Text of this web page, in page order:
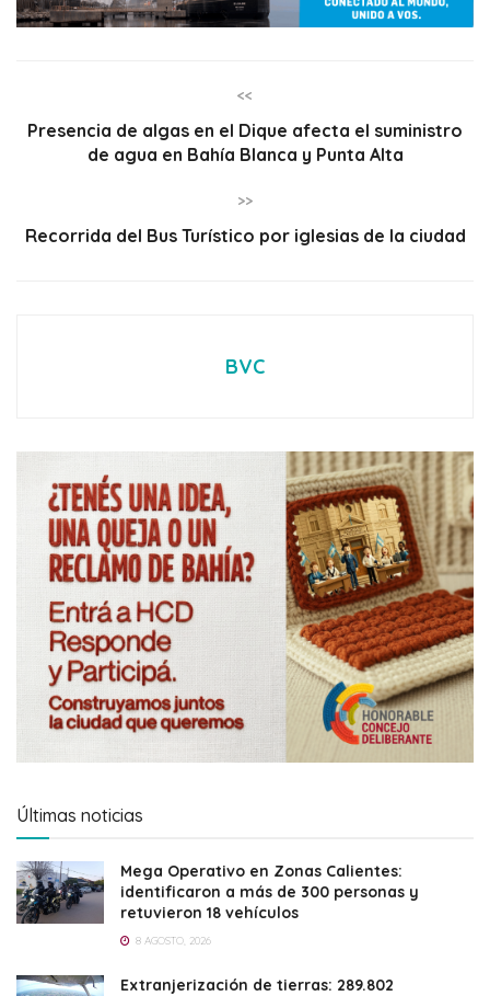
<<
Presencia de algas en el Dique afecta el suministro
de agua en Bahía Blanca y Punta Alta
>>
Recorrida del Bus Turístico por iglesias de la ciudad
BVC
Últimas noticias
Mega Operativo en Zonas Calientes:
identificaron a más de 300 personas y
retuvieron 18 vehículos
8 AGOSTO, 2026
Extranjerización de tierras: 289.802